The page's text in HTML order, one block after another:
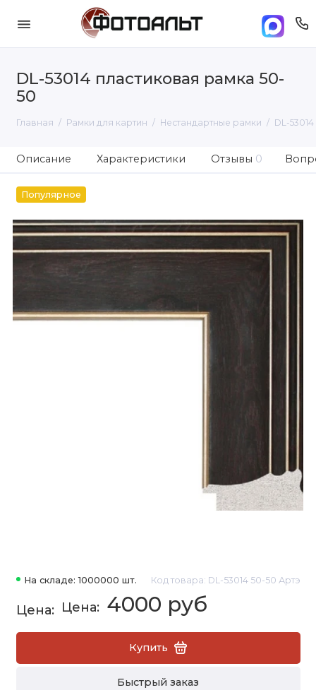
DL-53014 пластиковая рамка 50-
50
Главная Рамки для картин Нестандартные рамки DL-
Описание Характеристики Отзывы 0
Популярное
На складе: 1000000 шт. Код товара: DL-53014 50-50 Артэ
4000 руб
Купить
Быстрый заказ